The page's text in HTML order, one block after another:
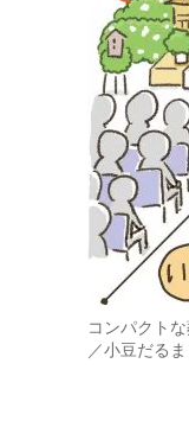
コンパクト
／小豆だるま